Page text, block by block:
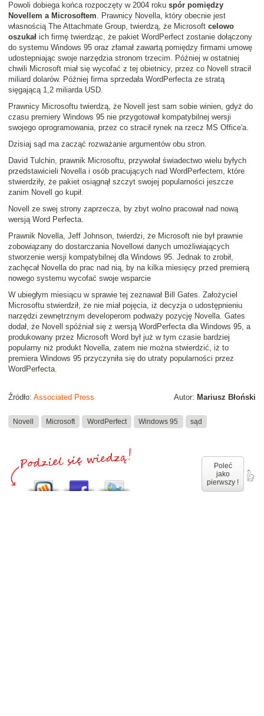
Powoli dobiega końca rozpoczęty w 2004 roku spór pomiędzy
Novellem a Microsoftem. Prawnicy Novella, który obecnie jest
własnością The Attachmate Group, twierdzą, że Microsoft celowo
oszukał ich firmę twierdząc, że pakiet WordPerfect zostanie dołączony
do systemu Windows 95 oraz złamał zawartą pomiędzy firmami umowę
udostepniając swoje narzędzia stronom trzecim. Później w ostatniej
chwili Microsoft miał się wycofać z tej obietnicy, przez co Novell stracił
miliard dolarów. Później firma sprzedała WordPerfecta ze stratą
sięgającą 1,2 miliarda USD.
Prawnicy Microsoftu twierdzą, że Novell jest sam sobie winien, gdyż do
czasu premiery Windows 95 nie przygotował kompatybilnej wersji
swojego oprogramowania, przez co stracił rynek na rzecz MS Office'a.
Dzisiaj sąd ma zacząć rozważanie argumentów obu stron.
David Tulchin, prawnik Microsoftu, przywołał świadectwo wielu byłych
przedstawicieli Novella i osób pracujących nad WordPerfectem, które
stwierdziły, że pakiet osiągnął szczyt swojej popularności jeszcze
zanim Novell go kupił.
Novell ze swej strony zaprzecza, by zbyt wolno pracował nad nową
wersją Word Perfecta.
Prawnik Novella, Jeff Johnson, twierdzi, że Microsoft nie był prawnie
zobowiązany do dostarczania Novellowi danych umożliwiających
stworzenie wersji kompatybilnej dla Windows 95. Jednak to zrobił,
zachęcał Novella do prac nad nią, by na kilka miesięcy przed premierą
nowego systemu wycofać swoje wsparcie
W ubiegłym miesiącu w sprawie tej zeznawał Bill Gates. Założyciel
Microsoftu stwierdził, że nie miał pojęcia, iż decyzja o udostępnieniu
narzędzi zewnętrznym developerom podważy pozycję Novella. Gates
dodał, że Novell spóźniał się z wersją WordPerfecta dla Windows 95, a
produkowany przez Microsoft Word był już w tym czasie bardziej
popularny niż produkt Novella, zatem nie można stwierdzić, iż to
premiera Windows 95 przyczyniła się do utraty popularności przez
WordPerfecta.
Autor: Mariusz Błoński
Źródło: Associated Press
Novell Microsoft WordPerfect Windows 95 sąd
Poleć
jako
pierwszy !